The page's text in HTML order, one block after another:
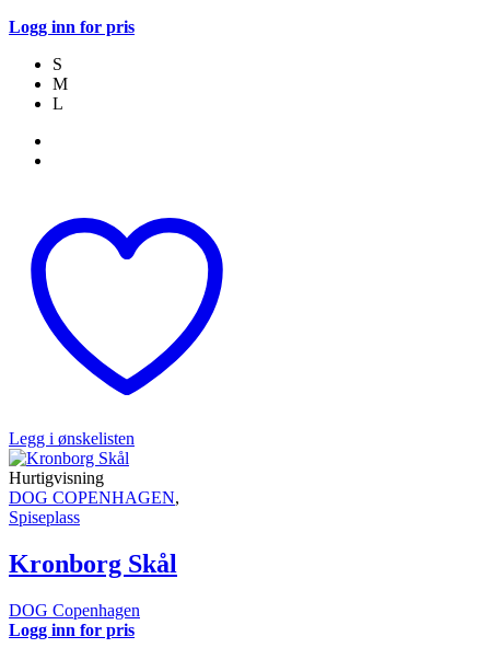
Logg inn for pris
S
M
L
Legg i ønskelisten
Hurtigvisning
DOG COPENHAGEN,
Spiseplass
Kronborg Skål
DOG Copenhagen
Logg inn for pris